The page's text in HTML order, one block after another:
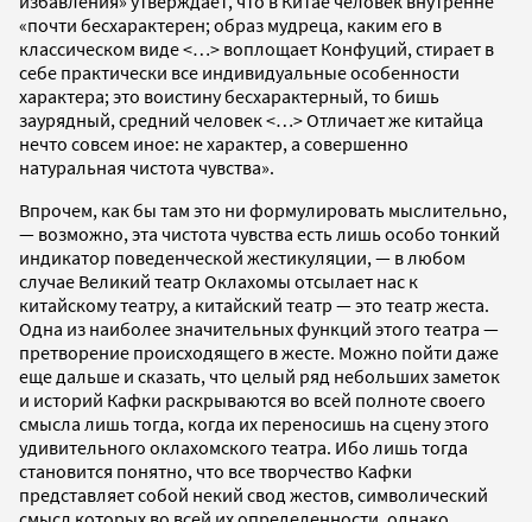
«почти бесхарактерен; образ мудреца, каким его в
классическом виде <…> воплощает Конфуций, стирает в
себе практически все индивидуальные особенности
характера; это воистину бесхарактерный, то бишь
заурядный, средний человек <…> Отличает же китайца
нечто совсем иное: не характер, а совершенно
натуральная чистота чувства».
Впрочем, как бы там это ни формулировать мыслительно,
— возможно, эта чистота чувства есть лишь особо тонкий
индикатор поведенческой жестикуляции, — в любом
случае Великий театр Оклахомы отсылает нас к
китайскому театру, а китайский театр — это театр жеста.
Одна из наиболее значительных функций этого театра —
претворение происходящего в жесте. Можно пойти даже
еще дальше и сказать, что целый ряд небольших заметок
и историй Кафки раскрываются во всей полноте своего
смысла лишь тогда, когда их переносишь на сцену этого
удивительного оклахомского театра. Ибо лишь тогда
становится понятно, что все творчество Кафки
представляет собой некий свод жестов, символический